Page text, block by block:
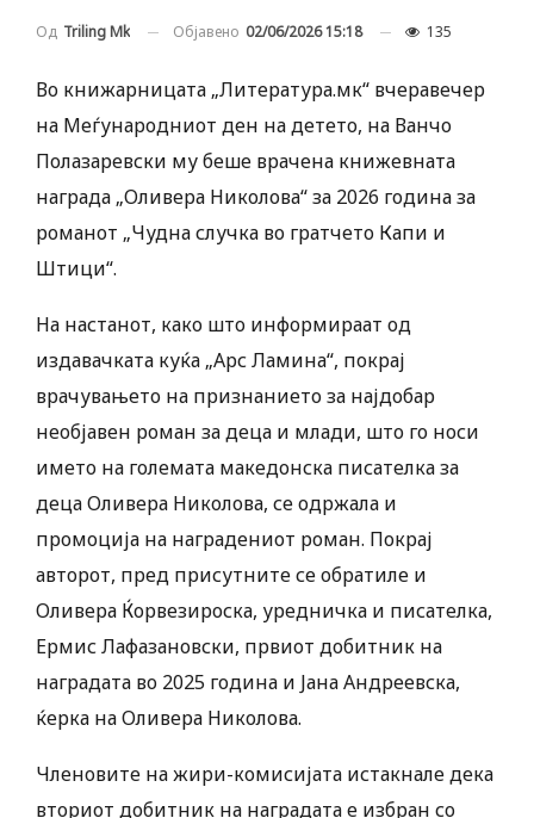
Од Triling Mk Објавено 02/06/2026 15:18 135
Во книжарницата „Литература.мк“ вчеравечер
на Меѓународниот ден на детето, на Ванчо
Полазаревски му беше врачена книжевната
награда „Оливера Николова“ за 2026 година за
романот „Чудна случка во гратчето Капи и
Штици“.
На настанот, како што информираат од
издавачката куќа „Арс Ламина“, покрај
врачувањето на признанието за најдобар
необјавен роман за деца и млади, што го носи
името на големата македонска писателка за
деца Оливера Николова, се одржала и
промоција на наградениот роман. Покрај
авторот, пред присутните се обратиле и
Оливера Ќорвезироска, уредничка и писателка,
Ермис Лафазановски, првиот добитник на
наградата во 2025 година и Јана Андреевска,
ќерка на Оливера Николова.
Членовите на жири-комисијата истакнале дека
вториот добитник на наградата е избран со